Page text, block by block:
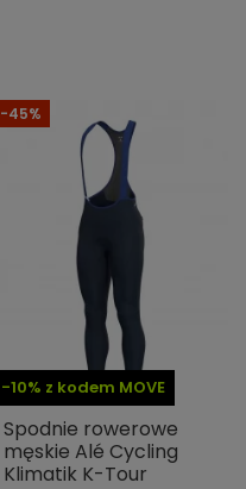
-10% z kodem MOVE
-45%
Spodnie rowerowe
męskie Alé Cycling
Klimatik K-Tour